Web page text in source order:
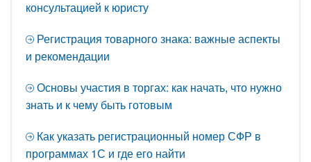
консультацией к юристу
Регистрация товарного знака: важные аспекты
и рекомендации
Основы участия в торгах: как начать, что нужно
знать и к чему быть готовым
Как указать регистрационный номер СФР в
программах 1С и где его найти